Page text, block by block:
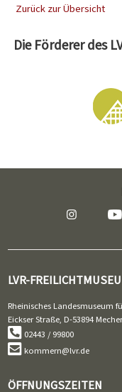
Zurück zur Übersicht
Die Förderer des
LVR-
Rheinisches Landesmuseum
Eickser Straße, D-53894
02443 / 99800
kommern@lvr.de
ÖFFNUNGSZEITEN